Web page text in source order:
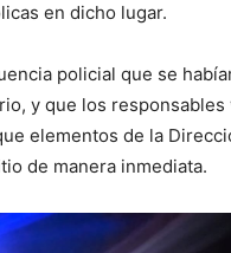
en dicho lugar.
policial que se
y que los responsables
elementos de la
de manera inmediata.